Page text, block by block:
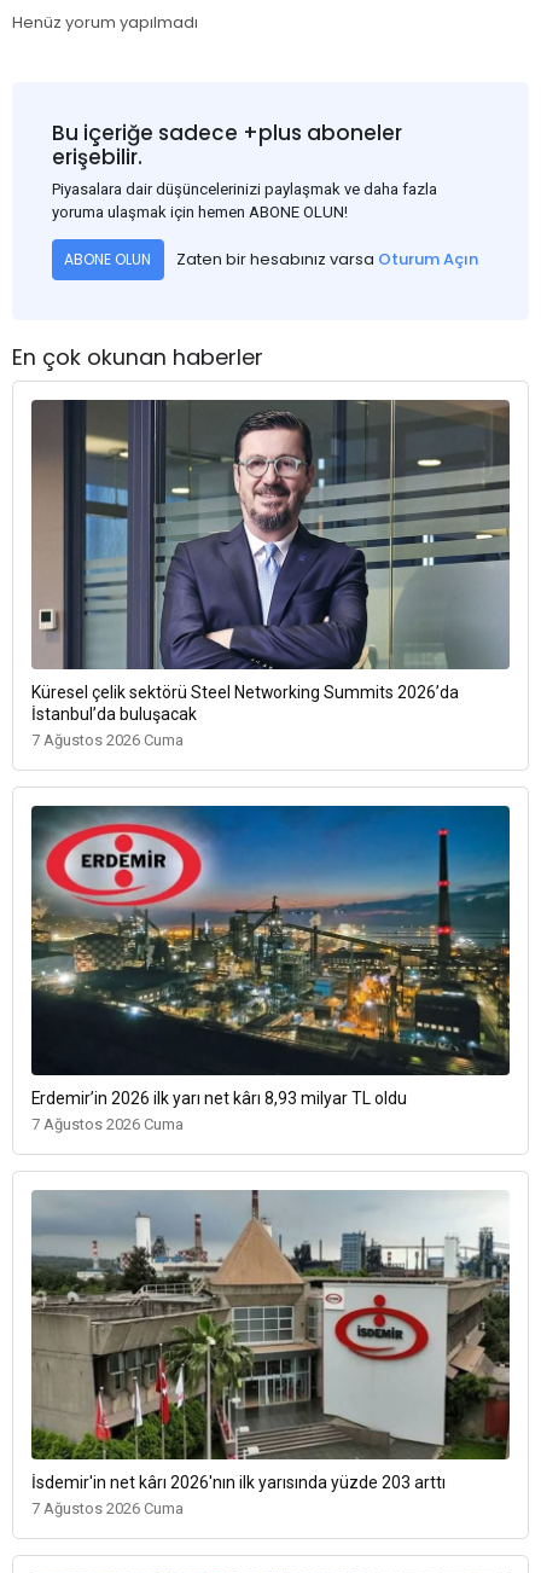
Henüz yorum yapılmadı
Bu içeriğe sadece +plus aboneler
erişebilir.
Piyasalara dair düşüncelerinizi paylaşmak ve daha fazla
yoruma ulaşmak için hemen ABONE OLUN!
ABONE OLUN Zaten bir hesabınız varsa Oturum Açın
En çok okunan haberler
Küresel çelik sektörü Steel Networking Summits 2026’da
İstanbul’da buluşacak
7 Ağustos 2026 Cuma
Erdemir’in 2026 ilk yarı net kârı 8,93 milyar TL oldu
7 Ağustos 2026 Cuma
İsdemir'in net kârı 2026'nın ilk yarısında yüzde 203 arttı
7 Ağustos 2026 Cuma